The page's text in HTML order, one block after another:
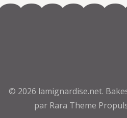
© 2026 lamignardise.net.
par Rara Theme